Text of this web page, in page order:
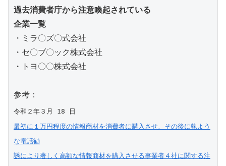
過去消費者庁から注意喚起されている
企業一覧
・ミラ〇ズ〇式会社
・セ〇ブ〇ック株式会社
・トヨ〇〇株式会社
最初に１万円程度の情報商材を消費者に購入させ、その後に執よう
な電話勧
誘により著しく高額な情報商材を購入させる事業者４社に関する注